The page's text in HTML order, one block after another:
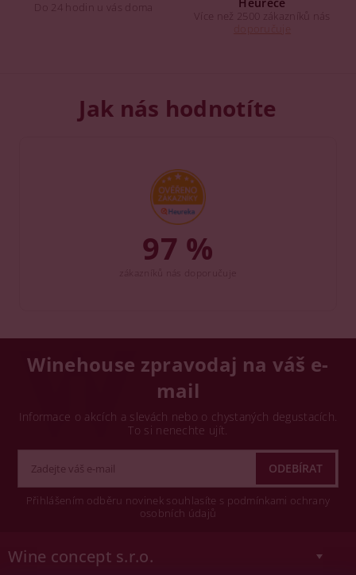
Do 24 hodin u vás doma
Více než 2500 zákazníků nás
Jak nás hodnotíte
97 %
Winehouse zpravodaj na váš e-
mail
Informace o akcích a slevách nebo o chystaných degustacích.
To si nenechte ujít.
Přihlášením odběru novinek souhlasíte s podmínkami ochrany
osobních údajů
Wine concept s.r.o.